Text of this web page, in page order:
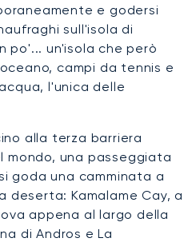
e godersi
sull'isola di
po'... un'isola che però
campi da tennis e
l'unica delle
alla terza barriera
mondo, una passeggiata
goda una camminata a
deserta: Kamalame Cay, a
appena al largo della
di Andros e La